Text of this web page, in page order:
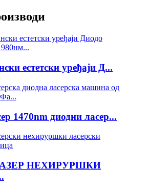
естетски уређаји Д...
1470nm диодни ласер...
НЕХИРУРШКИ